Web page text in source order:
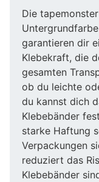
Die
garantieren dir
Klebekraft, die
gesamten
ob du leichte
du kannst dich
Klebebänder
starke Haftung
Verpackungen
reduziert das
Klebebänder